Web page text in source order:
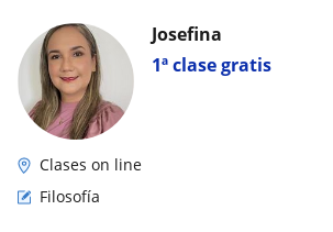
1ª clase gratis
Josefina
Clases on line
Filosofía